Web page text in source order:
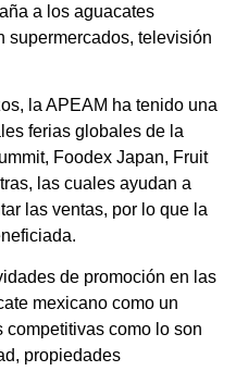
a los aguacates
supermercados, televisión
la APEAM ha tenido una
ferias globales de la
Foodex Japan, Fruit
las cuales ayudan a
las ventas, por lo que la
de promoción en las
mexicano como un
como lo son
propiedades